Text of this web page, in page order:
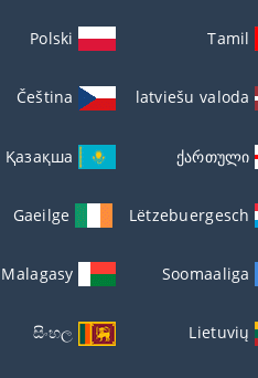
Tamil
Polski
latviešu valoda
Čeština
ქართული
Қазақша
Lëtzebuergesch
Gaeilge
Soomaaliga
Malagasy
Lietuvių
සිංහල